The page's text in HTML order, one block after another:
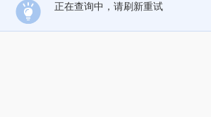
正在查询中，请刷新重试